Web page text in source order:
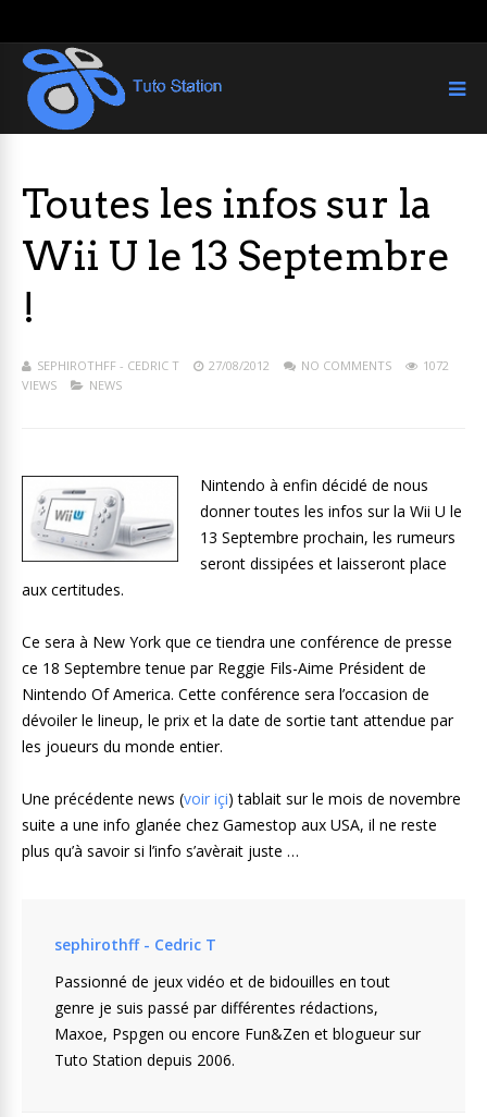
Toutes les infos sur la
Wii U le 13 Septembre
!
SEPHIROTHFF - CEDRIC T 27/08/2012 NO COMMENTS
1072
VIEWS
NEWS
Nintendo à enfin décidé de nous
donner toutes les infos sur la Wii U le
13 Septembre prochain, les rumeurs
seront dissipées et laisseront place
aux certitudes.
Ce sera à New York que ce tiendra une conférence de presse
ce 18 Septembre tenue par Reggie Fils-Aime Président de
Nintendo Of America. Cette conférence sera l’occasion de
dévoiler le lineup, le prix et la date de sortie tant attendue par
les joueurs du monde entier.
Une précédente news (voir içi) tablait sur le mois de novembre
suite a une info glanée chez Gamestop aux USA, il ne reste
plus qu’à savoir si l’info s’avèrait juste …
sephirothff - Cedric T
Passionné de jeux vidéo et de bidouilles en tout
genre je suis passé par différentes rédactions,
Maxoe, Pspgen ou encore Fun&Zen et blogueur sur
Tuto Station depuis 2006.